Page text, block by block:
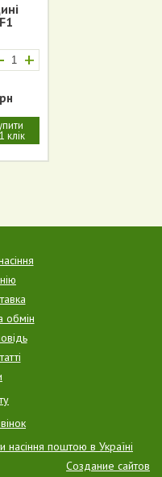
+
клік
обмін
насіння поштою в Україні
Создание сайтов